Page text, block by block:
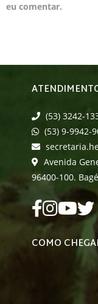
eu comentar.
(53) 3242-
(53) 9-9942-
Avenida
96400-100.
COMO